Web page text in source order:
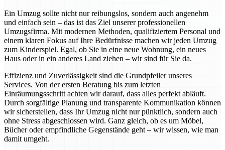
Ein Umzug sollte nicht nur reibungslos, sondern auch angenehm
und einfach sein – das ist das Ziel unserer professionellen
Umzugsfirma. Mit modernen Methoden, qualifiziertem Personal und
einem klaren Fokus auf Ihre Bedürfnisse machen wir jeden Umzug
zum Kinderspiel. Egal, ob Sie in eine neue Wohnung, ein neues
Haus oder in ein anderes Land ziehen – wir sind für Sie da.
Effizienz und Zuverlässigkeit sind die Grundpfeiler unseres
Services. Von der ersten Beratung bis zum letzten
Einräumungsschritt achten wir darauf, dass alles perfekt abläuft.
Durch sorgfältige Planung und transparente Kommunikation können
wir sicherstellen, dass Ihr Umzug nicht nur pünktlich, sondern auch
ohne Stress abgeschlossen wird. Ganz gleich, ob es um Möbel,
Bücher oder empfindliche Gegenstände geht – wir wissen, wie man
damit umgeht.